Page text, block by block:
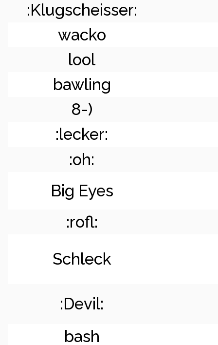
:Klugscheisser:
wacko
lool
bawling
8-)
:lecker:
:oh:
Big Eyes
:rofl:
Schleck
:Devil:
bash